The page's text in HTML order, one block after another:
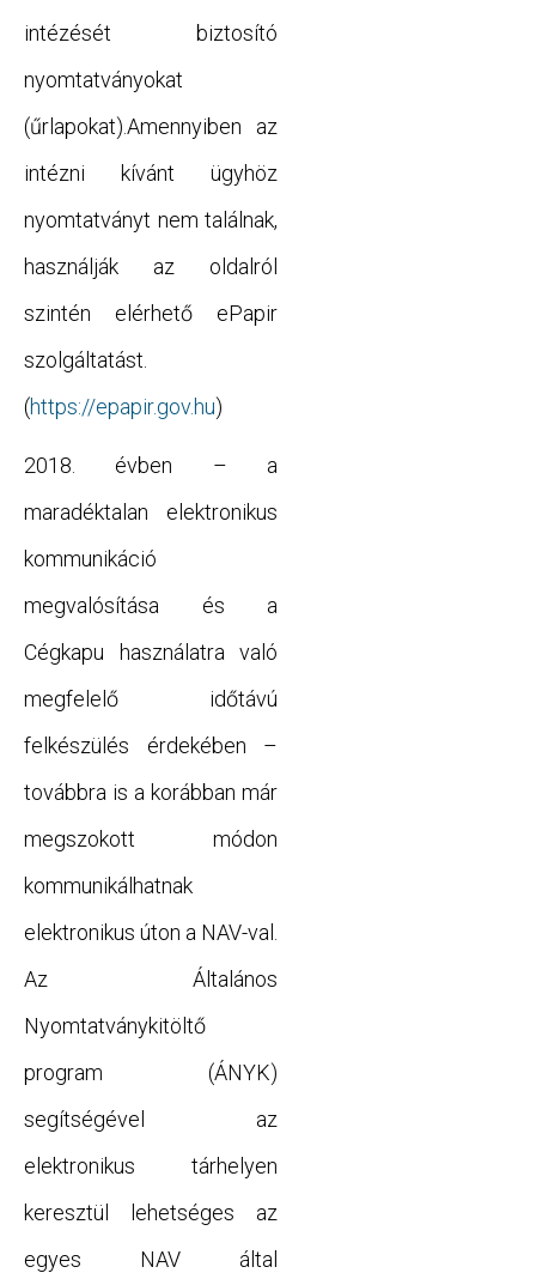
intézését biztosító
nyomtatványokat
(űrlapokat).Amennyiben az
intézni kívánt ügyhöz
nyomtatványt nem találnak,
használják az oldalról
szintén elérhető ePapir
szolgáltatást.
(https://epapir.gov.hu)
2018. évben – a
maradéktalan elektronikus
kommunikáció
megvalósítása és a
Cégkapu használatra való
megfelelő időtávú
felkészülés érdekében –
továbbra is a korábban már
megszokott módon
kommunikálhatnak
elektronikus úton a NAV-val.
Az Általános
Nyomtatványkitöltő
program (ÁNYK)
segítségével az
elektronikus tárhelyen
keresztül lehetséges az
egyes NAV által